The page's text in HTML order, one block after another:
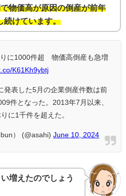
物価高が原因の倒産が前年
続けています。
に1000件超 物価高倒産も急増
K61Kh9ybtj
発表した5月の企業倒産件数は前
件となった。2013年7月以来、
に1千件を超えた。
） (@asahi) June 10, 2024
増えたのでしょう